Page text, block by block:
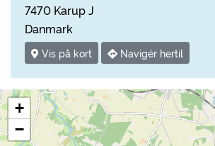
7470 Karup J
Danmark
Vis på kort Navigér hertil
+
−